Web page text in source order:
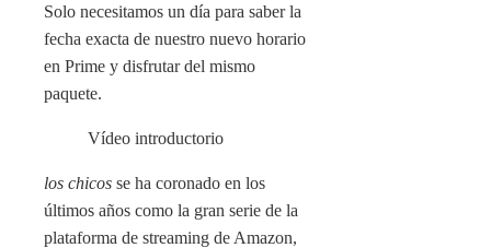
Solo necesitamos un día para saber la
fecha exacta de nuestro nuevo horario
en Prime y disfrutar del mismo
paquete.
Vídeo introductorio
los chicos se ha coronado en los
últimos años como la gran serie de la
plataforma de streaming de Amazon,